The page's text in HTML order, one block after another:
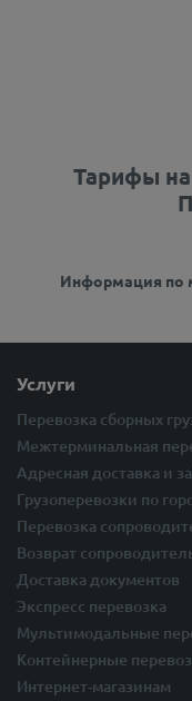
Тарифы на
Информация по
Услуги
Перевозка сборных
Межтерминальная
Адресная доставка и
Грузоперевозки по
Перевозка
Возврат
Доставка документов
Экспресс перевозка
Мультимодальные
Контейнерные
Интернет-магазинам